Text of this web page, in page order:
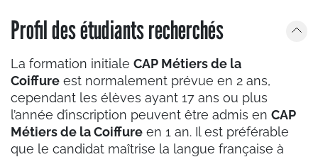
Profil des étudiants recherchés
La formation initiale CAP Métiers de la
Coiffure est normalement prévue en 2 ans,
cependant les élèves ayant 17 ans ou plus
l’année d’inscription peuvent être admis en CAP
Métiers de la Coiffure en 1 an. Il est préférable
que le candidat maîtrise la langue française à